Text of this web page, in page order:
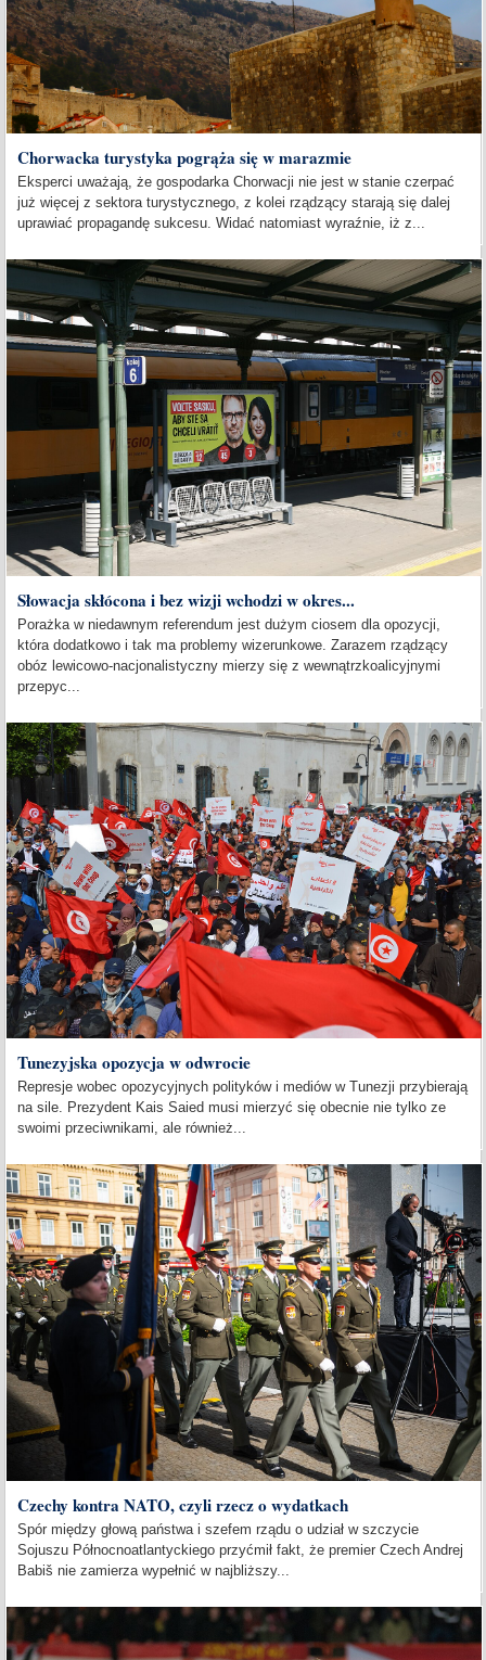
Chorwacka turystyka pogrąża się w marazmie
Eksperci uważają, że gospodarka Chorwacji nie jest w stanie czerpać
już więcej z sektora turystycznego, z kolei rządzący starają się dalej
uprawiać propagandę sukcesu. Widać natomiast wyraźnie, iż z...
Słowacja skłócona i bez wizji wchodzi w okres...
Porażka w niedawnym referendum jest dużym ciosem dla opozycji,
która dodatkowo i tak ma problemy wizerunkowe. Zarazem rządzący
obóz lewicowo-nacjonalistyczny mierzy się z wewnątrzkoalicyjnymi
przepyc...
Tunezyjska opozycja w odwrocie
Represje wobec opozycyjnych polityków i mediów w Tunezji przybierają
na sile. Prezydent Kais Saied musi mierzyć się obecnie nie tylko ze
swoimi przeciwnikami, ale również...
Czechy kontra NATO, czyli rzecz o wydatkach
Spór między głową państwa i szefem rządu o udział w szczycie
Sojuszu Północnoatlantyckiego przyćmił fakt, że premier Czech Andrej
Babiš nie zamierza wypełnić w najbliższy...